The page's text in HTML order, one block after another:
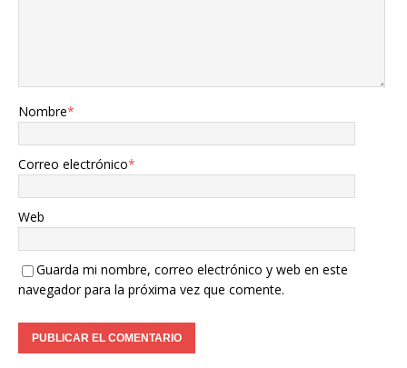
d
e
Nombre*
Correo electrónico*
Web
Guarda mi nombre, correo electrónico y web en este
navegador para la próxima vez que comente.